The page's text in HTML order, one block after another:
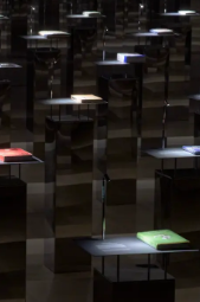
每日栏目
时 尚
球 鞋
生 活
科 技